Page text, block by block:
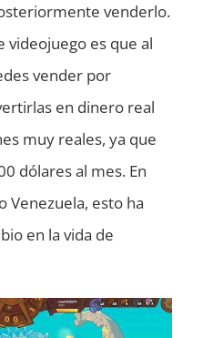
venderlo.
videojuego es que al
vender por
en dinero real
muy reales, ya que
dólares al mes. En
Venezuela, esto ha
en la vida de